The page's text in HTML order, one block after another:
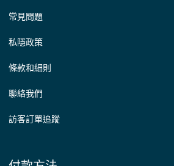
常見問題
私隱政策
條款和細則
聯絡我們
訪客訂單追蹤